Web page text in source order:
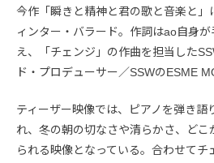
今作「瞬きと精神と君の歌と音楽と」
ィンター・バラード。作詞はao自身
え、「チェンジ」の作曲を担当した
ド・プロデューサー／SSWのESME
ティーザー映像では、ピアノを弾き語
れ、冬の朝の切なさや清らかさ、どこ
られる映像となっている。合わせてチ